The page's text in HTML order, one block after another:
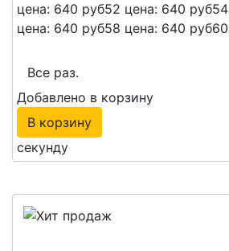
цена: 640 руб52 цена: 640 руб54
цена: 640 руб58 цена: 640 руб60
Все раз.
Добавлено в корзину
В корзину
секунду